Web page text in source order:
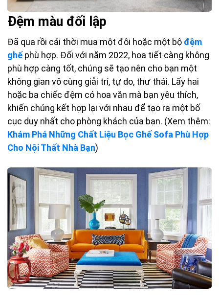
Đệm màu đối lập
Đã qua rồi cái thời mua một đôi hoặc một bộ đệm
ghế phù hợp. Đối với năm 2022, họa tiết càng không
phù hợp càng tốt, chúng sẽ tạo nên cho bạn một
không gian vô cùng giải trí, tự do, thư thái. Lấy hai
hoặc ba chiếc đệm có hoa văn mà bạn yêu thích,
khiến chúng kết hợp lại với nhau để tạo ra một bố
cục duy nhất cho phòng khách của bạn. (Xem thêm:
Khám Phá Những Chất Liệu Bọc Ghế Sofa Phù Hợp
Cho Nội Thất Nhà Bạn)